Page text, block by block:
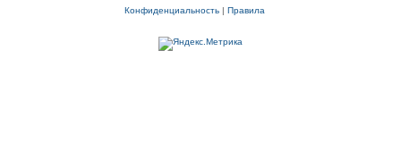
Конфиденциальность |Правила